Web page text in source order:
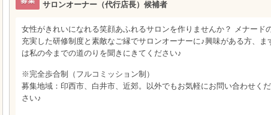
サロンオーナー（代行店長）候補者
女性がきれいになれる笑顔あふれるサロンを作りませんか？ メナード
充実した研修制度と素敵なご縁でサロンオーナーに♪興味がある方、ま
は私の今までの道のりを聞きにきてください♪
※完全歩合制（フルコミッション制）
募集地域：印西市、白井市、近郊。以外でもお気軽にお問い合わせくだ
さい♪